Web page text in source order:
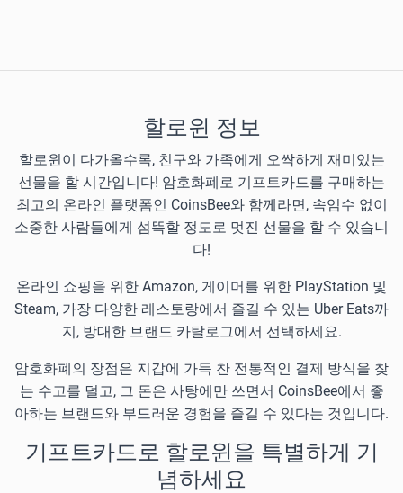
할로윈 정보
할로윈이 다가올수록, 친구와 가족에게 오싹하게 재미있는
선물을 할 시간입니다! 암호화폐로 기프트카드를 구매하는
최고의 온라인 플랫폼인 CoinsBee와 함께라면, 속임수 없이
소중한 사람들에게 섬뜩할 정도로 멋진 선물을 할 수 있습니
다!
온라인 쇼핑을 위한 Amazon, 게이머를 위한 PlayStation 및
Steam, 가장 다양한 레스토랑에서 즐길 수 있는 Uber Eats까
지, 방대한 브랜드 카탈로그에서 선택하세요.
암호화폐의 장점은 지갑에 가득 찬 전통적인 결제 방식을 찾
는 수고를 덜고, 그 돈은 사탕에만 쓰면서 CoinsBee에서 좋
아하는 브랜드와 부드러운 경험을 즐길 수 있다는 것입니다.
기프트카드로 할로윈을 특별하게 기
념하세요